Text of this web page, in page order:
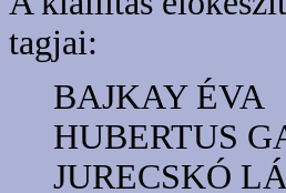
tagjai:
BAJKAY ÉVA
HUBERTUS
JURECSKÓ